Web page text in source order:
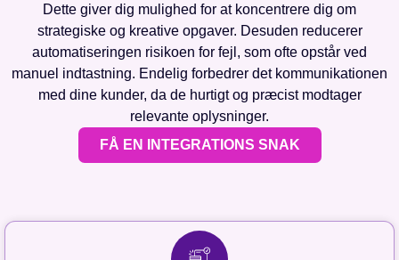
Dette giver dig mulighed for at koncentrere dig om
strategiske og kreative opgaver. Desuden reducerer
automatiseringen risikoen for fejl, som ofte opstår ved
manuel indtastning. Endelig forbedrer det kommunikationen
med dine kunder, da de hurtigt og præcist modtager
relevante oplysninger.
FÅ EN INTEGRATIONS SNAK